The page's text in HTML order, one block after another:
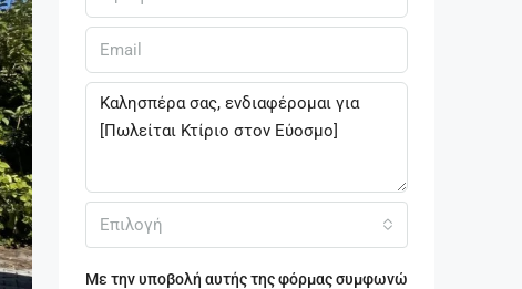
Επιλογή
Με την υποβολή αυτής της φόρμας συμφωνώ